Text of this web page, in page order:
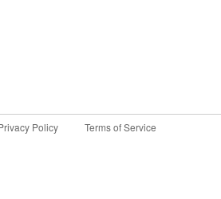
Policy Terms of Service